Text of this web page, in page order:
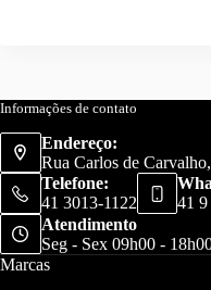
Informações de contato
Endereço:
Rua Carlos de
Telefone:
41 3013-1122
41
Atendimento
Seg - Sex 09h00 -
Marcas